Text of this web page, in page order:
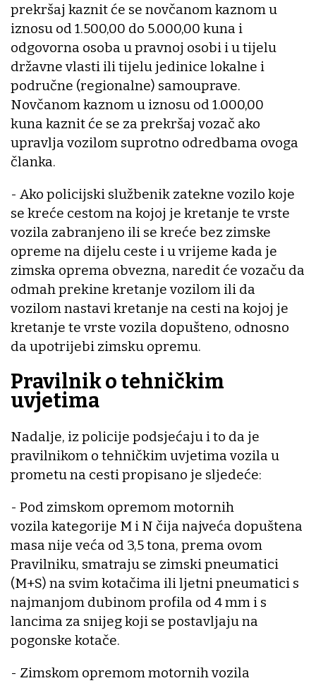
prekršaj kaznit će se novčanom kaznom u
iznosu od 1.500,00 do 5.000,00 kuna i
odgovorna osoba u pravnoj osobi i u tijelu
državne vlasti ili tijelu jedinice lokalne i
područne (regionalne) samouprave.
Novčanom kaznom u iznosu od 1.000,00
kuna kaznit će se za prekršaj vozač ako
upravlja vozilom suprotno odredbama ovoga
članka.
- Ako policijski službenik zatekne vozilo koje
se kreće cestom na kojoj je kretanje te vrste
vozila zabranjeno ili se kreće bez zimske
opreme na dijelu ceste i u vrijeme kada je
zimska oprema obvezna, naredit će vozaču da
odmah prekine kretanje vozilom ili da
vozilom nastavi kretanje na cesti na kojoj je
kretanje te vrste vozila dopušteno, odnosno
da upotrijebi zimsku opremu.
Pravilnik o tehničkim
uvjetima
Nadalje, iz policije podsjećaju i to da je
pravilnikom o tehničkim uvjetima vozila u
prometu na cesti propisano je sljedeće:
- Pod zimskom opremom motornih
vozila kategorije M i N čija najveća dopuštena
masa nije veća od 3,5 tona, prema ovom
Pravilniku, smatraju se zimski pneumatici
(M+S) na svim kotačima ili ljetni pneumatici s
najmanjom dubinom profila od 4 mm i s
lancima za snijeg koji se postavljaju na
pogonske kotače.
- Zimskom opremom motornih vozila